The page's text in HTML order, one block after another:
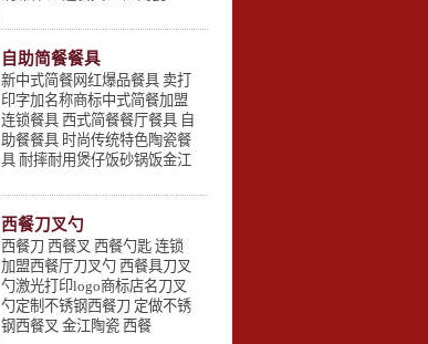
自助简餐餐具
新中式简餐网红爆品餐具 卖打
印字加名称商标中式简餐加盟
连锁餐具 西式简餐餐厅餐具 自
助餐餐具 时尚传统特色陶瓷餐
具 耐摔耐用煲仔饭砂锅饭金江
西餐刀叉勺
西餐刀 西餐叉 西餐勺匙 连锁
加盟西餐厅刀叉勺 西餐具刀叉
勺激光打印logo商标店名刀叉
勺定制不锈钢西餐刀 定做不锈
钢西餐叉 金江陶瓷 西餐